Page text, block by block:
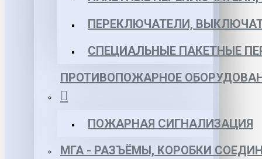
ПЕРЕКЛЮЧАТЕЛИ,
СПЕЦИАЛЬНЫЕ ПАКЕТНЫЕ
ПРОТИВОПОЖАРНОЕ
ПОЖАРНАЯ СИГНАЛИЗАЦИЯ
МГА - РАЗЪЁМЫ, КОРОБКИ